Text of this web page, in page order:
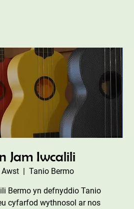
Jam Iwcalili
Awst
  |
Tanio Bermo
Bermo yn defnyddio Tanio
cyfarfod wythnosol ar nos